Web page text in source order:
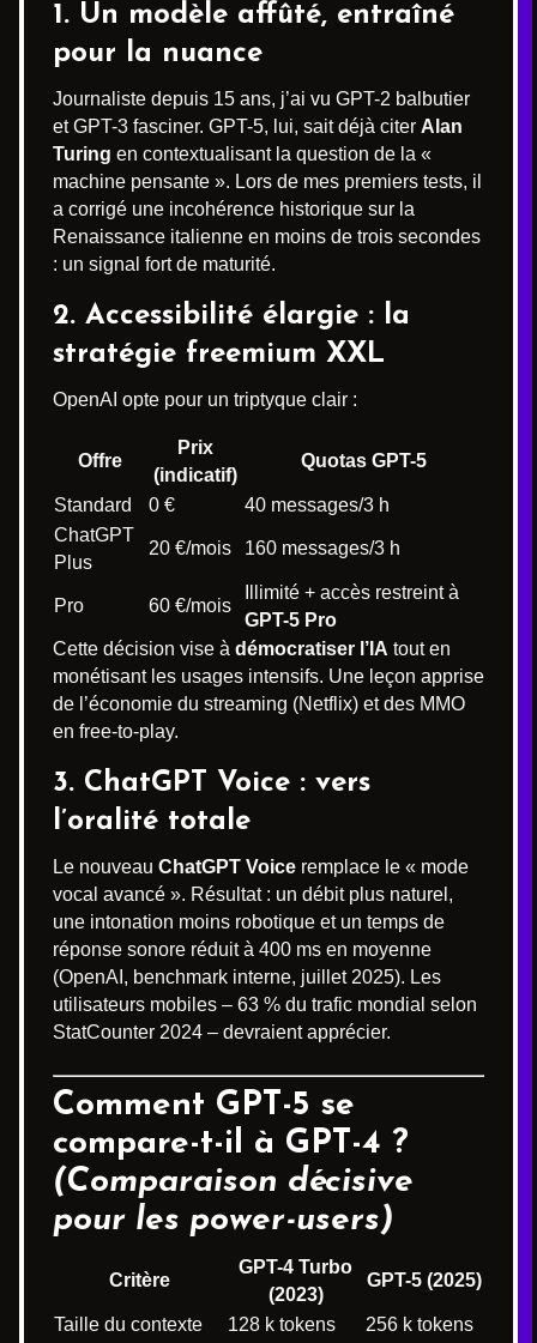
1. Un modèle affûté, entraîné
pour la nuance
Journaliste depuis 15 ans, j’ai vu GPT-2 balbutier
et GPT-3 fasciner. GPT-5, lui, sait déjà citer Alan
Turing en contextualisant la question de la «
machine pensante ». Lors de mes premiers tests, il
a corrigé une incohérence historique sur la
Renaissance italienne en moins de trois secondes
: un signal fort de maturité.
2. Accessibilité élargie : la
stratégie freemium XXL
OpenAI opte pour un triptyque clair :
Offre
Prix
(indicatif)
Quotas GPT-5
Standard 0 €
40 messages/3 h
ChatGPT
Plus
20 €/mois 160 messages/3 h
Pro 60 €/mois
Illimité + accès restreint à
GPT-5 Pro
Cette décision vise à démocratiser l’IA tout en
monétisant les usages intensifs. Une leçon apprise
de l’économie du streaming (Netflix) et des MMO
en free-to-play.
3. ChatGPT Voice : vers
l’oralité totale
Le nouveau ChatGPT Voice remplace le « mode
vocal avancé ». Résultat : un débit plus naturel,
une intonation moins robotique et un temps de
réponse sonore réduit à 400 ms en moyenne
(OpenAI, benchmark interne, juillet 2025). Les
utilisateurs mobiles – 63 % du trafic mondial selon
StatCounter 2024 – devraient apprécier.
Comment GPT-5 se
compare-t-il à GPT-4 ?
(Comparaison décisive
pour les power-users)
Critère
GPT-4 Turbo
(2023)
GPT-5 (2025)
Taille du contexte 128 k tokens 256 k tokens